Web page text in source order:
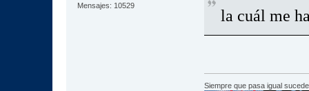
Mensajes: 10529
la cuál me
Siempre que pasa igual